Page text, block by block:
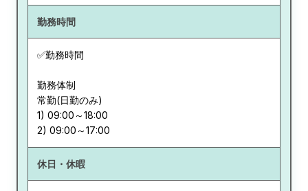
勤務時間
✅勤務時間
勤務体制
常勤(日勤のみ)
1) 09:00～18:00
休日・休暇